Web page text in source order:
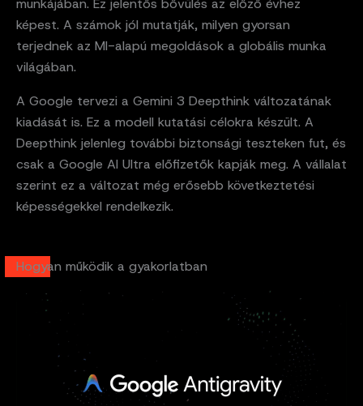
munkájában. Ez jelentős bővülés az előző évhez
képest. A számok jól mutatják, milyen gyorsan
terjednek az MI-alapú megoldások a globális munka
világában.
A Google tervezi a Gemini 3 Deepthink változatának
kiadását is. Ez a modell kutatási célokra készült. A
Deepthink jelenleg további biztonsági teszteken fut, és
csak a Google AI Ultra előfizetők kapják meg. A vállalat
szerint ez a változat még erősebb következtetési
képességekkel rendelkezik.
Hogyan működik a gyakorlatban